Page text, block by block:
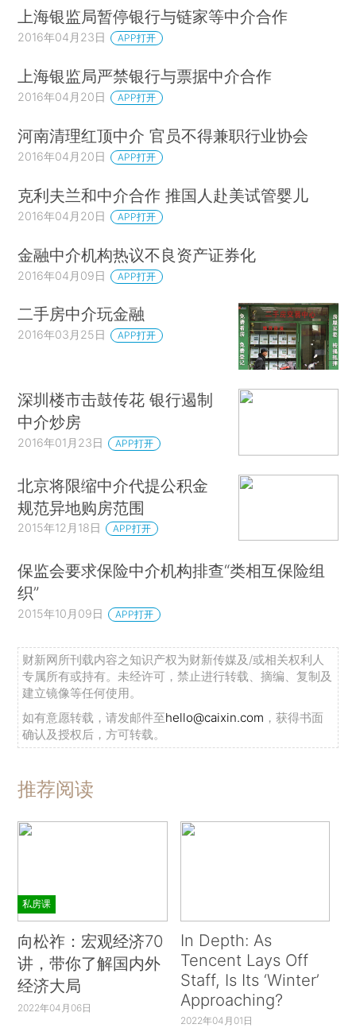
上海银监局暂停银行与链家等中介合作
2016年04月23日 APP打开
上海银监局严禁银行与票据中介合作
2016年04月20日 APP打开
河南清理红顶中介 官员不得兼职行业协会
2016年04月20日 APP打开
克利夫兰和中介合作 推国人赴美试管婴儿
2016年04月20日 APP打开
金融中介机构热议不良资产证券化
2016年04月09日 APP打开
二手房中介玩金融
2016年03月25日 APP打开
深圳楼市击鼓传花 银行遏制
中介炒房
2016年01月23日 APP打开
北京将限缩中介代提公积金
规范异地购房范围
2015年12月18日 APP打开
保监会要求保险中介机构排查“类相互保险组
织”
2015年10月09日 APP打开
财新网所刊载内容之知识产权为财新传媒及/或相关权利人
专属所有或持有。未经许可，禁止进行转载、摘编、复制及
建立镜像等任何使用。
如有意愿转载，请发邮件至hello@caixin.com ，获得书面
确认及授权后，方可转载。
推荐阅读
私房课
向松祚：宏观经济70
讲，带你了解国内外
经济大局
2022年04月06日
In Depth: As
Tencent Lays Off
Staff, Is Its ‘Winter’
Approaching?
2022年04月01日